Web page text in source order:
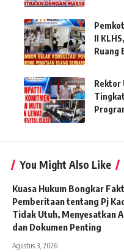
II
Ruang
Rektor
You Might Also Like
Kuasa Hukum Bongkar
Pemberitaan tentang Pj
Tidak Utuh, Menyesatkan
dan Dokumen Penting
Agustus 3, 2026